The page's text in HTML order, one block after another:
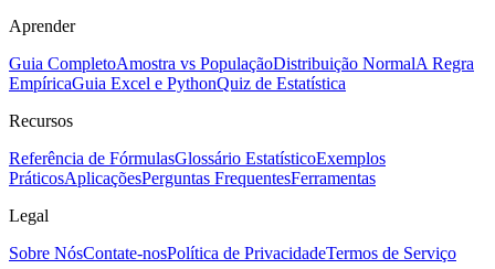
Aprender
Guia CompletoAmostra vs PopulaçãoDistribuição NormalA Regra
EmpíricaGuia Excel e PythonQuiz de Estatística
Recursos
Referência de FórmulasGlossário EstatísticoExemplos
PráticosAplicaçõesPerguntas FrequentesFerramentas
Legal
Sobre NósContate-nosPolítica de PrivacidadeTermos de Serviço